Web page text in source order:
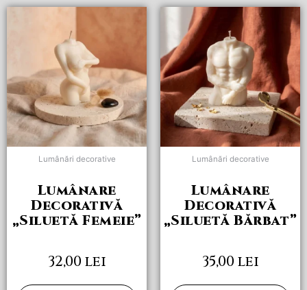
Lumânări decorative
Lumânare
Decorativă
„Siluetă Femeie”
32,00 lei
are
mai
multe
variații.
Opțiunile
pot
alese
în
produsului.
Lumânări decorative
Lumânare
Decorativă
„Siluetă Bărbat”
35,00 lei
Acest
produs
are
mai
multe
variații.
Opțiunile
pot
fi
alese
în
produsului.